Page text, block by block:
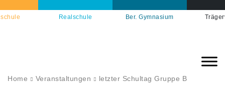
Realschule Ber. Gymnasium
Home Veranstaltungen letzter Schultag Gruppe B